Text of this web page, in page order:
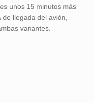
es unos 15 minutos más
llegada del avión,
variantes.